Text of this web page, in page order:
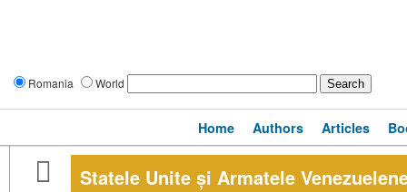
Romania World
Home Authors Articles
Statele Unite și Armatele